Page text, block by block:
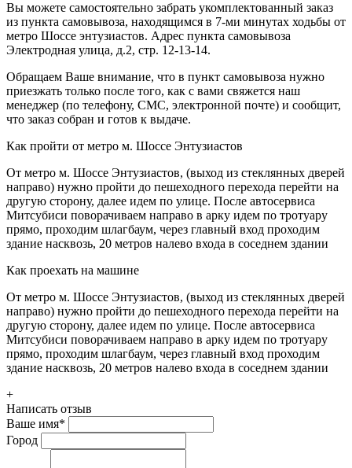
Вы можете самостоятельно забрать укомплектованный заказ
из пункта самовывоза, находящимся в 7-ми минутах ходьбы от
метро Шоссе энтузиастов. Адрес пункта самовывоза
Электродная улица, д.2, стр. 12-13-14.
Обращаем Ваше внимание, что в пункт самовывоза нужно
приезжать только после того, как с вами свяжется наш
менеджер (по телефону, СМС, электронной почте) и сообщит,
что заказ собран и готов к выдаче.
Как пройти от метро м. Шоссе Энтузиастов
От метро м. Шоссе Энтузиастов, (выход из стеклянных дверей
направо) нужно пройти до пешеходного перехода перейти на
другую сторону, далее идем по улице. После автосервиса
Митсубиси поворачиваем направо в арку идем по тротуару
прямо, проходим шлагбаум, через главный вход проходим
здание насквозь, 20 метров налево входа в соседнем здании
Как проехать на машине
От метро м. Шоссе Энтузиастов, (выход из стеклянных дверей
направо) нужно пройти до пешеходного перехода перейти на
другую сторону, далее идем по улице. После автосервиса
Митсубиси поворачиваем направо в арку идем по тротуару
прямо, проходим шлагбаум, через главный вход проходим
здание насквозь, 20 метров налево входа в соседнем здании
+
Написать отзыв
Ваше имя*
Город